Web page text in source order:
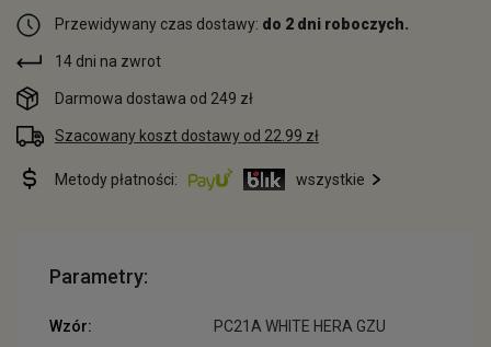
Przewidywany czas dostawy: do 2 dni roboczych.
14 dni na zwrot
Darmowa dostawa od 249 zł
Szacowany koszt dostawy od 22.99 zł
Metody płatności: wszystkie
Parametry:
Wzór:
PC21A WHITE HERA GZU